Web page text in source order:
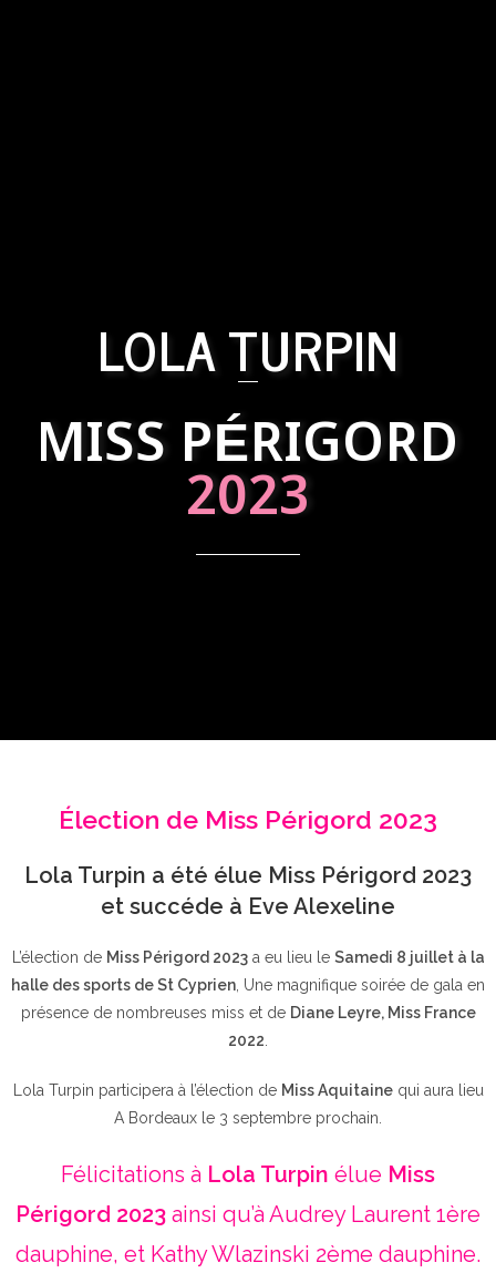
LOLA TURPIN
MISS PÉRIGORD
2023
Élection de Miss Périgord 2023
Lola Turpin a été élue Miss Périgord 2023
et succéde à Eve Alexeline
L’élection de Miss Périgord 2023a eu lieu le Samedi 8 juillet à la
halle des sports de St Cyprien , Une magnifique soirée de gala en
présence de nombreuses miss et de Diane Leyre, Miss France
2022
Lola Turpin participera à l’élection de Miss Aquitainequi aura lieu
A Bordeaux le 3 septembre prochain.
Félicitations à Lola Turpin élue Miss
Périgord 2023 ainsi qu’à Audrey Laurent 1ère
dauphine, et Kathy Wlazinski 2ème dauphine.